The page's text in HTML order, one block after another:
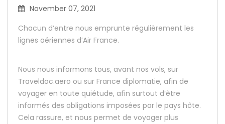
November 07, 2021
Chacun d’entre nous emprunte régulièrement les
lignes aériennes d’Air France.
Nous nous informons tous, avant nos vols, sur
Traveldoc.aero ou sur France diplomatie, afin de
voyager en toute quiétude, afin surtout d’être
informés des obligations imposées par le pays hôte.
Cela rassure, et nous permet de voyager plus